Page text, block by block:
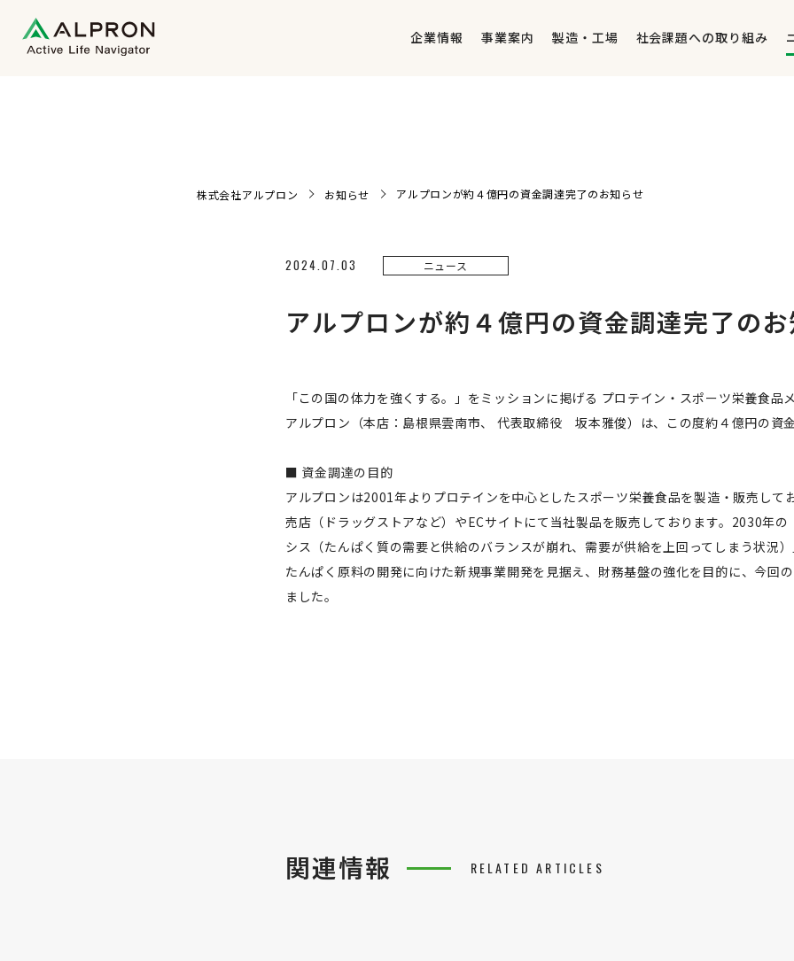
企業情報 事業案内 製造・工場 社会課題への取り組み
株式会社アルプロン お知らせ アルプロンが約４億円の資金調達完了のお知らせ
2024.07.03 ニュース
アルプロンが約４億円の資金調達完了の
「この国の体力を強くする。」をミッションに掲げる プロテイン・スポーツ栄養食品
アルプロン（本店：島根県雲南市、 代表取締役 坂本雅俊）は、この度約４億円の資
■ 資金調達の目的
アルプロンは2001年よりプロテインを中心としたスポーツ栄養食品を製造・販売して
売店（ドラッグストアなど）やECサイトにて当社製品を販売しております。2030年の
シス（たんぱく質の需要と供給のバランスが崩れ、需要が供給を上回ってしまう状況
たんぱく原料の開発に向けた新規事業開発を見据え、財務基盤の強化を目的に、今回
ました。
関連情報 RELATED ARTICLES